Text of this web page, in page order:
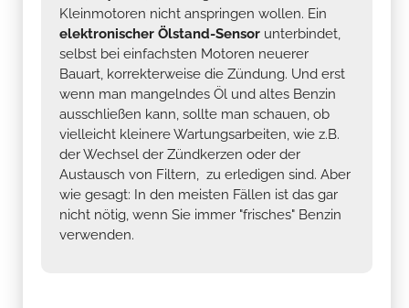
Kleinmotoren nicht anspringen wollen. Ein
elektronischer Ölstand-Sensor unterbindet,
selbst bei einfachsten Motoren neuerer
Bauart, korrekterweise die Zündung. Und erst
wenn man mangelndes Öl und altes Benzin
ausschließen kann, sollte man schauen, ob
vielleicht kleinere Wartungsarbeiten, wie z.B.
der Wechsel der Zündkerzen oder der
Austausch von Filtern, zu erledigen sind. Aber
wie gesagt: In den meisten Fällen ist das gar
nicht nötig, wenn Sie immer "frisches" Benzin
verwenden.